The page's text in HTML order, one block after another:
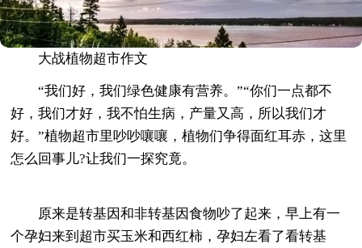
大战植物超市作文
“我们好，我们绿色健康有营养。”“你们一点都不
好，我们才好，我不怕生病，产量又高，所以我们才
好。”植物超市里吵吵嚷嚷，植物们争得面红耳赤，这里
怎么回事儿?让我们一探究竟。
原来是转基因和非转基因食物吵了起来，早上有一
个孕妇来到超市买玉米和西红柿，孕妇左看了看转基